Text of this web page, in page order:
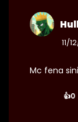
11/
Mc fena
👍0